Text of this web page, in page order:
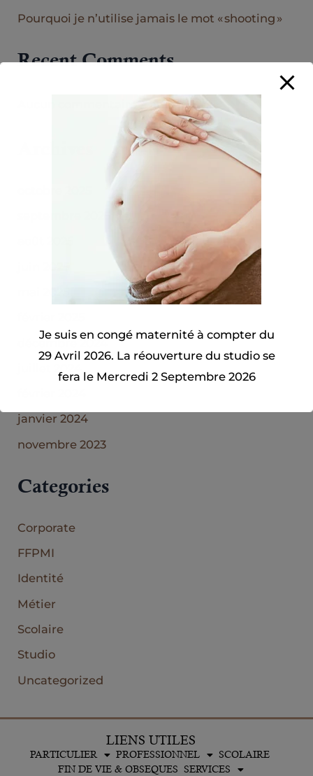
Pourquoi je n’utilise jamais le mot « shooting »
Recent Comments
Aucun commentaire à afficher.
décembre 2024
janvier 2024
novembre 2023
Categories
Corporate
FFPMI
Identité
Métier
Scolaire
Studio
Uncategorized
LIENS UTILES
PARTICULIER PROFESSIONNEL
SCOLAIRE
FIN DE VIE & OBSEQUES SERVICES
Je suis en congé maternité à compter du
29 Avril 2026. La réouverture du studio se
fera le Mercredi 2 Septembre 2026